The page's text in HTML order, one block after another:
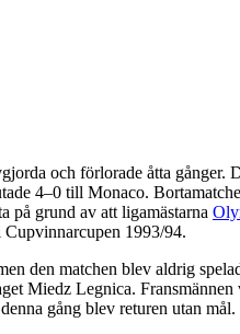
och förlorade åtta
4–0 till Monaco.
på grund av att ligamästarna
1993/94.
den matchen blev aldrig
Miedz Legnica.
gång blev returen utan